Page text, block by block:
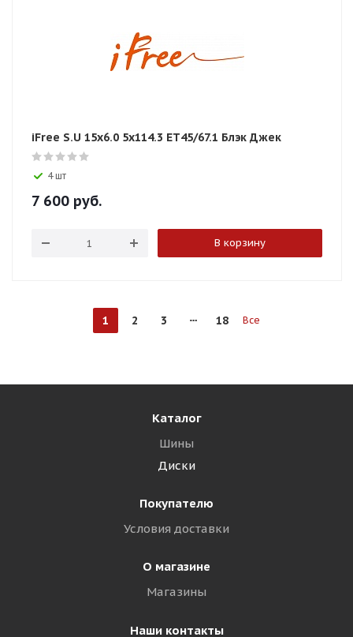
iFree S.U 15x6.0 5x114.3 ET45/67.1 Блэк Джек
4 шт
7 600 руб.
В корзину
1 2 3 18 Все
Каталог
Шины
Диски
Покупателю
Условия доставки
О магазине
Магазины
Наши контакты